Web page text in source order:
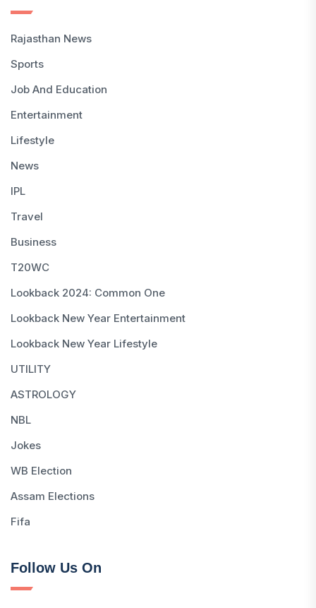
Rajasthan News
Sports
Job And Education
Entertainment
Lifestyle
News
IPL
Travel
Business
T20WC
Lookback 2024: Common One
Lookback New Year Entertainment
Lookback New Year Lifestyle
UTILITY
ASTROLOGY
NBL
Jokes
WB Election
Assam Elections
Fifa
Follow Us On